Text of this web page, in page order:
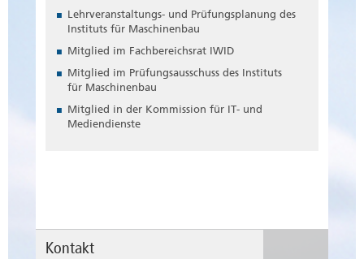
Lehrveranstaltungs- und Prüfungsplanung des
Instituts für Maschinenbau
Mitglied im Fachbereichsrat IWID
Mitglied im Prüfungsausschuss des Instituts
für Maschinenbau
Mitglied in der Kommission für IT- und
Mediendienste
Kontakt